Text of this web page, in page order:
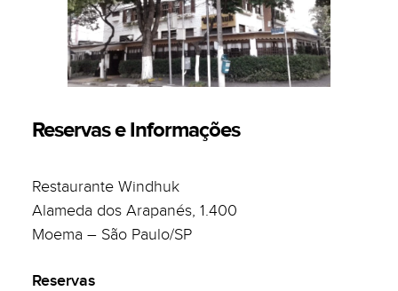
Reservas e Informações
Restaurante Windhuk
Alameda dos Arapanés, 1.400
Moema – São Paulo/SP
Reservas